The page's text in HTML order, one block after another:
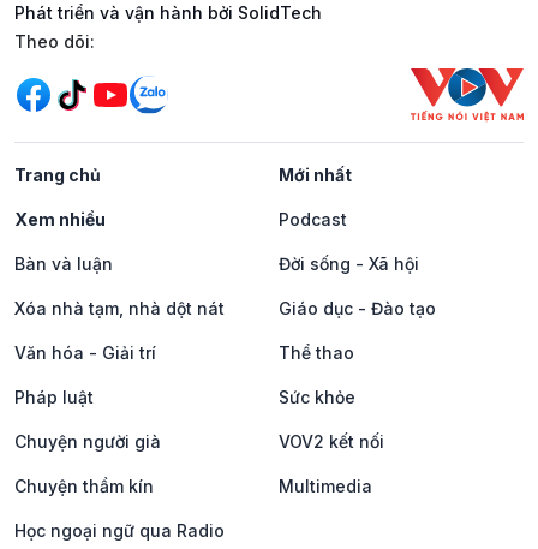
Phát triển và vận hành bởi SolidTech
Mạng xã hội
Theo dõi:
Trang chủ Mới nhất
Xem nhiều Podcast
Bàn và luận Đời sống - Xã hội
Xóa nhà tạm, nhà dột nát Giáo dục - Đào tạo
Văn hóa - Giải trí Thể thao
Pháp luật Sức khỏe
Chuyện người già VOV2 kết nối
Chuyện thầm kín Multimedia
Học ngoại ngữ qua Radio